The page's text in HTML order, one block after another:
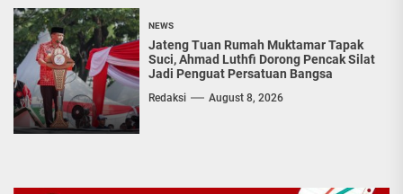
NEWS
Jateng Tuan Rumah Muktamar Tapak
Suci, Ahmad Luthfi Dorong Pencak Silat
Jadi Penguat Persatuan Bangsa
Redaksi August 8, 2026